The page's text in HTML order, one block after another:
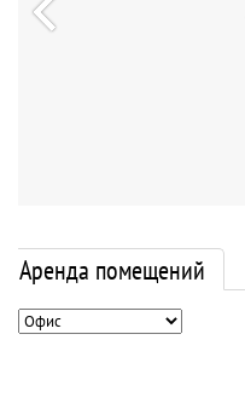
Аренда помещений